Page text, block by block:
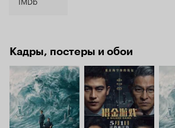
Кадры, постеры и обои